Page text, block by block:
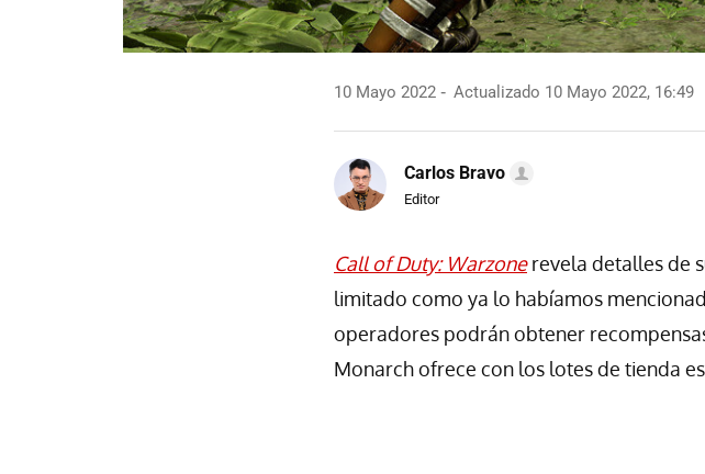
10 Mayo 2022 Actualizado 10 Mayo 2022, 16:49
Carlos Bravo
Editor
Call of Duty: Warzonerevela detalles de
limitado como ya lo habíamos
operadores podrán obtener
Monarch ofrece con los lotes de tienda